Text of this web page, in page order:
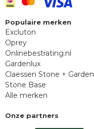
Populaire merken
Excluton
Oprey
Onlinebestrating.nl
Gardenlux
Claessen Stone + Garden
Stone Base
Alle merken
Onze partners